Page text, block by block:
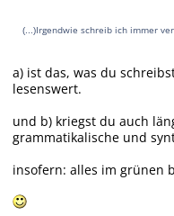
(...)Irgendwie schreib ich immer
a) ist das, was du
lesenswert.
und b) kriegst du auch
grammatikalische und
insofern: alles im grünen